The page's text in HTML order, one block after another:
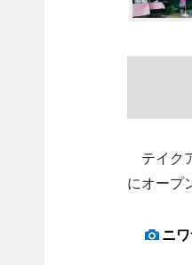
テイク
にオープ
ニ